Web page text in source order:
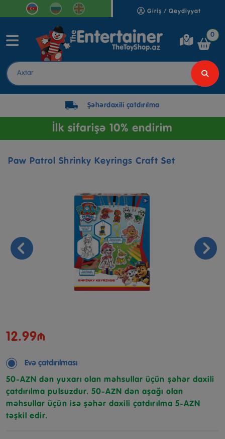
Giriş / Qeydiyyat
0
Şəhərdaxili çatdırılma
İlk sifarişə 10% endirim
Paw Patrol Shrinky Keyrings Craft Set
12.99₼
Evə çatdırılması
50-AZN dən yuxarı olan məhsullar üçün şəhər daxili
çatdırılma pulsuzdur. 50-AZN dən aşağı olan
məhsullar üçün isə şəhər daxili çatdırılma 5-AZN
təşkil edir.